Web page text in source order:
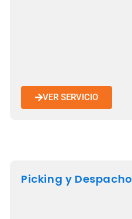
VER SERVICIO
Picking y Despacho